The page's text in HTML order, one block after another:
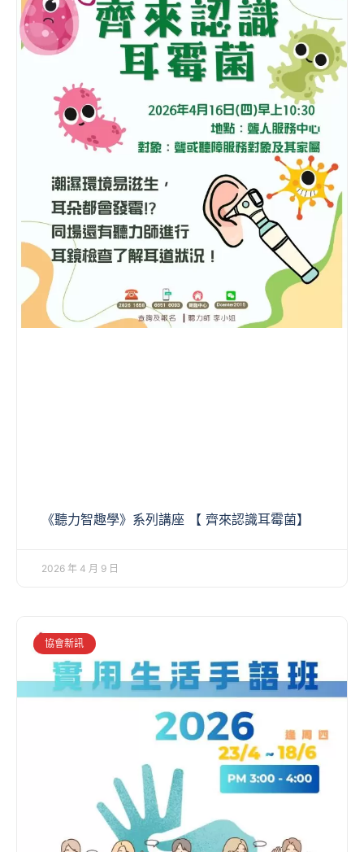
《聽力智趣學》系列講座 【 齊來認識耳霉菌】
2026 年 4 月 9 日
協會新訊